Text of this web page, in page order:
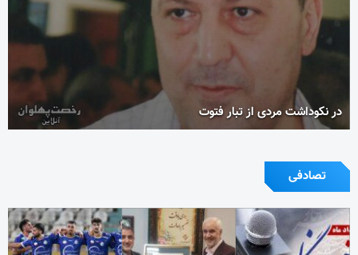
در نکوداشت مردی از تبار فتوت
تصادفی